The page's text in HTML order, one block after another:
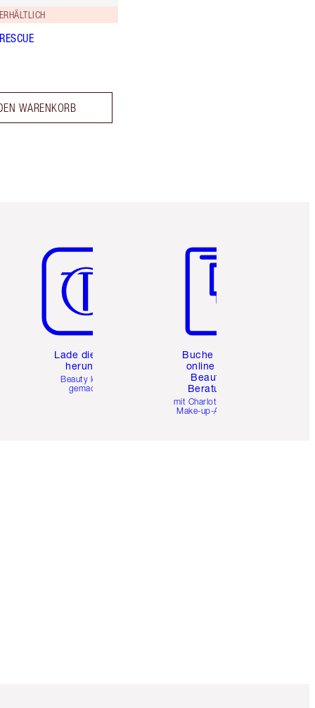
WARENKORB
Lade die App
herunter
Beauty leicht
gemacht
Buche eine
online 1:1
Beauty-
Beratung
mit Charlottes Pro
Make-up-Artists.